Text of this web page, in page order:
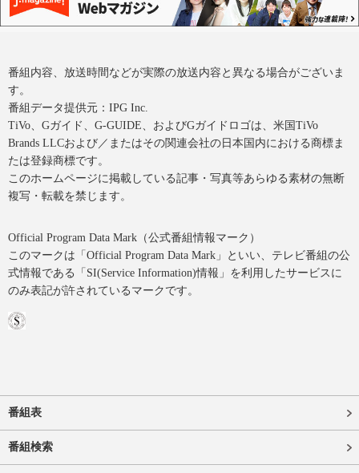
番組内容、放送時間などが実際の放送内容と異なる場合がございま
す。
番組データ提供元：IPG Inc.
TiVo、Gガイド、G-GUIDE、およびGガイドロゴは、米国TiVo
Brands LLCおよび／またはその関連会社の日本国内における商標ま
たは登録商標です。
このホームページに掲載している記事・写真等あらゆる素材の無断
複写・転載を禁じます。
Official Program Data Mark（公式番組情報マーク）
このマークは「Official Program Data Mark」といい、テレビ番組の公
式情報である「SI(Service Information)情報」を利用したサービスに
のみ表記が許されているマークです。
番組表
番組検索